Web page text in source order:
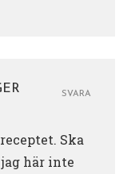
Ska
här inte
SVARA